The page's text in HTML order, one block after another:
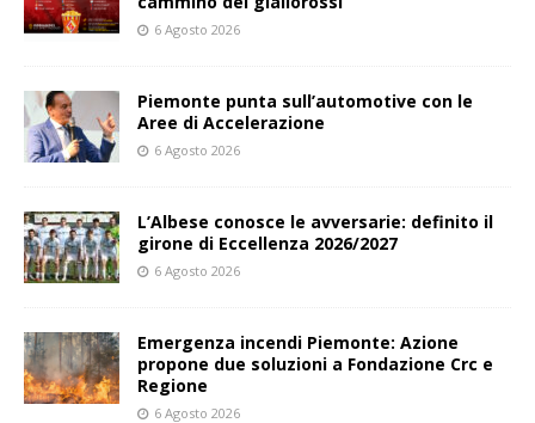
6 Agosto 2026
Piemonte punta sull’automotive con le
Aree di Accelerazione
6 Agosto 2026
L’Albese conosce le avversarie: definito il
girone di Eccellenza 2026/2027
6 Agosto 2026
Emergenza incendi Piemonte: Azione
propone due soluzioni a Fondazione Crc e
Regione
6 Agosto 2026